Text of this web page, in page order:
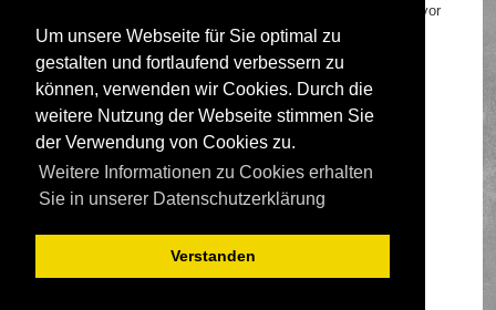
Um unsere Webseite für Sie optimal zu
gestalten und fortlaufend verbessern zu
können, verwenden wir Cookies. Durch die
weitere Nutzung der Webseite stimmen Sie
der Verwendung von Cookies zu.
Weitere Informationen zu Cookies erhalten
Sie in unserer Datenschutzerklärung
Verstanden
Nutzungsbedingungen und die verwandten Regelungen, bevor
du dich registrierst. Bitte beachte auch die jeweiligen
Forenregeln, wenn du dich in diesem Board bewegst.
Nutzungsbedingungen|Datenschutzrichtlinie
Registrieren
Foren-Übersicht
Deutsche Übersetzung durchphpBB.de